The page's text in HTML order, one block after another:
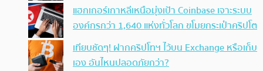
แฮกเกอร์เกาหลีเหนือมุ่งเป้า Coinbase เจาะระบบ
องค์กรกว่า 1,640 แห่งทั่วโลก ขโมยกระเป๋าคริปโต
เทียบชัดๆ! ฝากคริปโทฯ ไว้บน Exchange หรือเก็บ
เอง อันไหนปลอดภัยกว่า?